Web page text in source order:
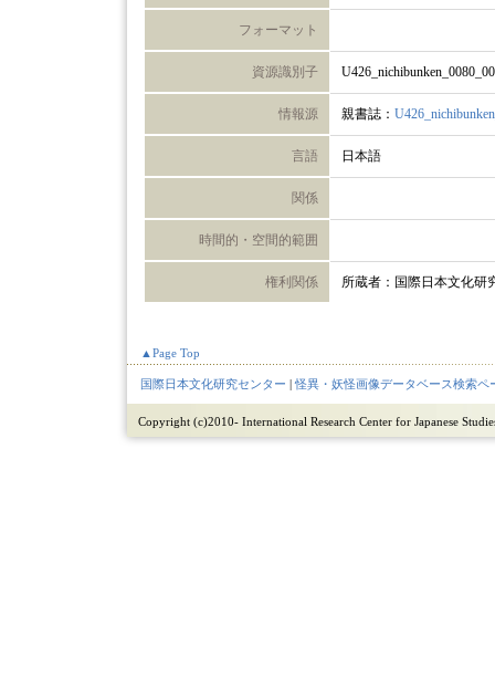
フォーマット
資源識別子
情報源 親書誌：
言語 日本語
関係
時間的・空間的範囲
権利関係 所蔵者：国際日本文化研
▲Page Top
国際日本文化研究センター |怪異・妖怪画像データベース検索ペ
Copyright (c)2010- International Research Center for Japanese